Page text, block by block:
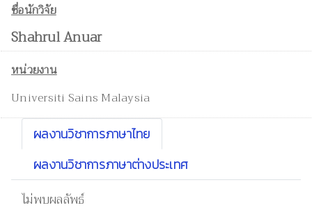
ชื่อนักวิจัย
Shahrul Anuar
หน่วยงาน
Universiti Sains Malaysia
ผลงานวิชาการภาษาไทย
ผลงานวิชาการภาษาต่างประเทศ
ไม่พบผลลัพธ์